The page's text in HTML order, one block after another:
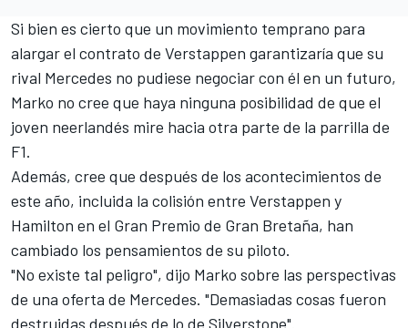
Si bien es cierto que un movimiento temprano para
alargar el contrato de Verstappen garantizaría que su
rival Mercedes no pudiese negociar con él en un futuro,
Marko no cree que haya ninguna posibilidad de que el
joven neerlandés mire hacia otra parte de la parrilla de
F1.
Además, cree que después de los acontecimientos de
este año, incluida la colisión entre Verstappen y
Hamilton en el Gran Premio de Gran Bretaña, han
cambiado los pensamientos de su piloto.
"No existe tal peligro", dijo Marko sobre las perspectivas
de una oferta de Mercedes. "Demasiadas cosas fueron
destruidas después de lo de Silverstone".